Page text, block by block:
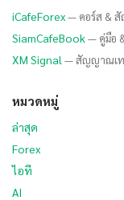
iCafeForex— คอร์ส &
SiamCafeBook— คู่มือ
XM Signal — สัญญาณเท
หมวดหมู่
ล่าสุด
Forex
ไอที
AI